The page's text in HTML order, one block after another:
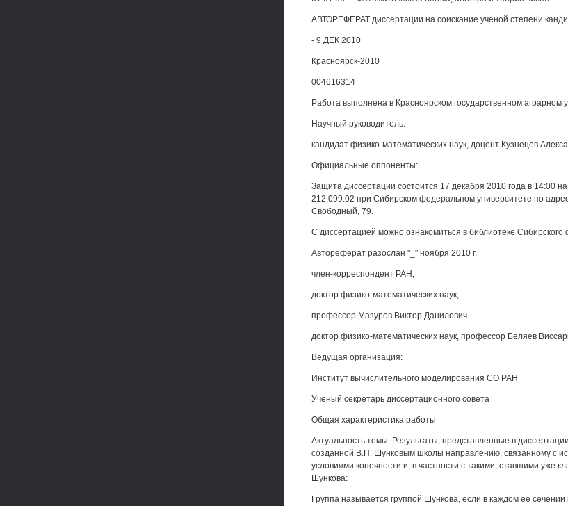
АВТОРЕФЕРАТ диссертации на соискание ученой степени
- 9 ДЕК 2010
Красноярск-2010
004616314
Работа выполнена в Красноярском государственном аграрном
Научный руководитель:
кандидат физико-математических наук, доцент Кузнецов
Официальные оппоненты:
Защита диссертации состоится 17 декабря 2010 года в 14:00
212.099.02 при Сибирском федеральном университете по
Свободный, 79.
С диссертацией можно ознакомиться в библиотеке Сибирского
Автореферат разослан "_" ноября 2010 г.
член-корреспондент РАН,
доктор физико-математических наук,
профессор Мазуров Виктор Данилович
доктор физико-математических наук, профессор Беляев
Ведущая организация:
Институт вычислительного моделирования СО РАН
Ученый секретарь диссертационного совета
Общая характеристика работы
Актуальность темы. Результаты, представленные в
созданной В.П. Шунковым школы направлению, связанному с
условиями конечности и, в частности с такими, ставшими уже
Шункова:
Группа называется группой Шункова, если в каждом ее